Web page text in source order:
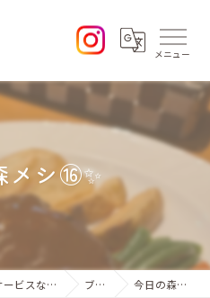
メシ⑯✨
栃木県日光市の放課後等デイサービスならひなた学習会Lund ブログ 今日の森メシ⑯✨